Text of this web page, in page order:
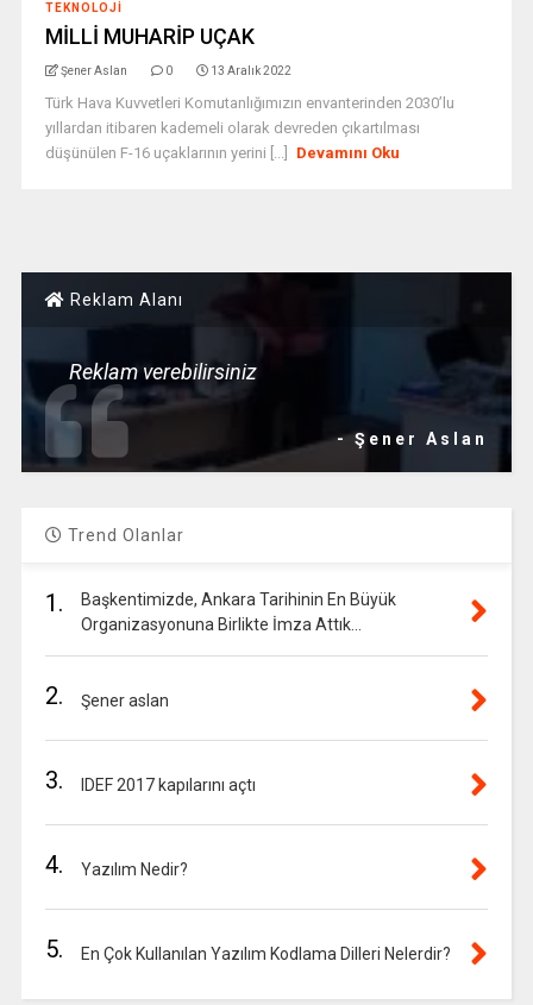
TEKNOLOJI
MİLLİ MUHARİP UÇAK
Şener Aslan 0 13 Aralık 2022
Türk Hava Kuvvetleri Komutanlığımızın envanterinden 2030’lu
yıllardan itibaren kademeli olarak devreden çıkartılması
düşünülen F-16 uçaklarının yerini [...]
Devamını Oku
Reklam Alanı
Reklam verebilirsiniz
- Şener Aslan
Trend Olanlar
1.
Başkentimizde, Ankara Tarihinin En Büyük
Organizasyonuna Birlikte İmza Attık…
2. Şener aslan
3. IDEF 2017 kapılarını açtı
4. Yazılım Nedir?
5. En Çok Kullanılan Yazılım Kodlama Dilleri Nelerdir?